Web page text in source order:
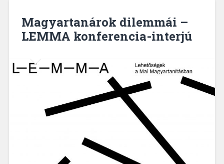
Magyartanárok dilemmái –
LEMMA konferencia-interjú